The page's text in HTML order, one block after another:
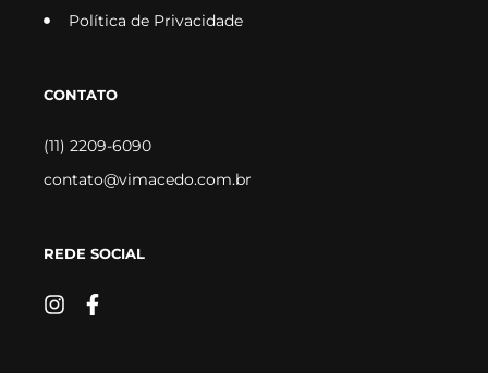
Política de Privacidade
CONTATO
(11) 2209-6090
contato@vimacedo.com.br
REDE SOCIAL